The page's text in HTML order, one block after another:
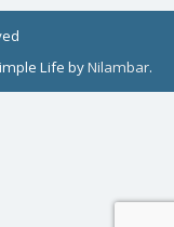
Life byNilambar.